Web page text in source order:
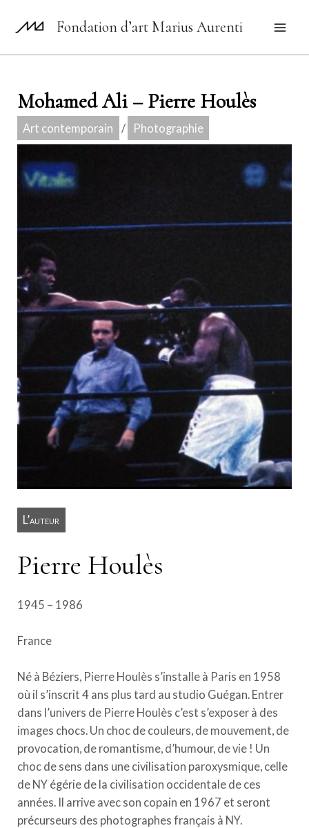
Fondation d’art Marius Aurenti
Mohamed Ali – Pierre Houlès
Art contemporain / Photographie
L’auteur
Pierre Houlès
1945 – 1986
France
Né à Béziers, Pierre Houlès s’installe à Paris en 1958
où il s’inscrit 4 ans plus tard au studio Guégan. Entrer
dans l’univers de Pierre Houlès c’est s’exposer à des
images chocs. Un choc de couleurs, de mouvement, de
provocation, de romantisme, d’humour, de vie ! Un
choc de sens dans une civilisation paroxysmique, celle
de NY égérie de la civilisation occidentale de ces
années. Il arrive avec son copain en 1967 et seront
précurseurs des photographes français à NY.